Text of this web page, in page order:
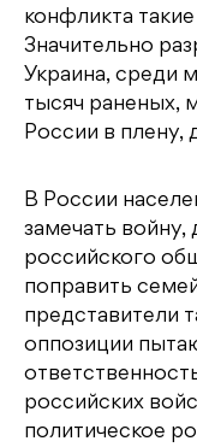
конфликта
Значительно
Украина, среди
тысяч раненых,
России в
В России
замечать войну,
российского
поправить
представители
оппозиции
российских
политическое